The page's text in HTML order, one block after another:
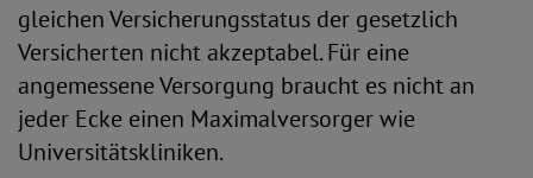
gleichen Versicherungsstatus der gesetzlich
Versicherten nicht akzeptabel. Für eine
angemessene Versorgung braucht es nicht an
jeder Ecke einen Maximalversorger wie
Universitätskliniken.